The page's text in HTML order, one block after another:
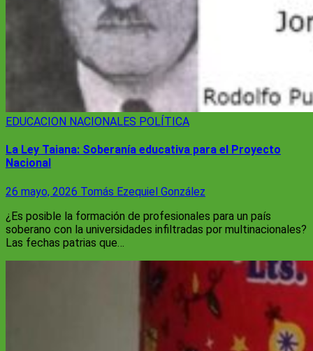
EDUCACION NACIONALES POLÍTICA
La Ley Taiana: Soberanía educativa para el Proyecto
Nacional
26 mayo, 2026 Tomás Ezequiel González
¿Es posible la formación de profesionales para un país
soberano con la universidades infiltradas por multinacionales?
Las fechas patrias que…